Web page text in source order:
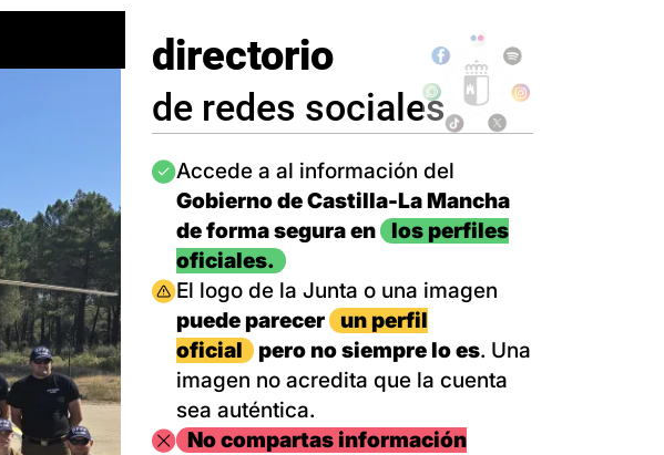
directorio
de redes sociales
Imagen
Accede a al información del
Gobierno de Castilla-La Mancha
de forma segura en
los perfiles
oficiales.
Imagen
El logo de la Junta o una imagen
puede parecer
un perfil
oficial
pero no siempre lo es. Una
imagen no acredita que la cuenta
sea auténtica.
ImagenNo compartas información